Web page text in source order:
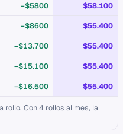
−$5800
$58.100
−$8600
$55.400
−$13.700
$55.400
−$15.100
$55.400
−$16.500 $55.400
rollo. Con 4 rollos al mes, la